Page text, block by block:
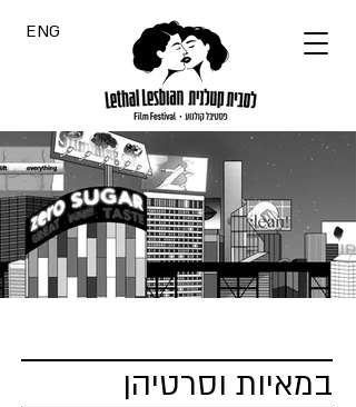
ENG
במאיות וסרטיהן